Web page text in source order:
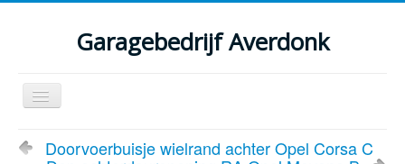
Garagebedrijf Averdonk
Schakelen
navigatie
Welkom
Doorvoerbuisje wielrand achter Opel Corsa C